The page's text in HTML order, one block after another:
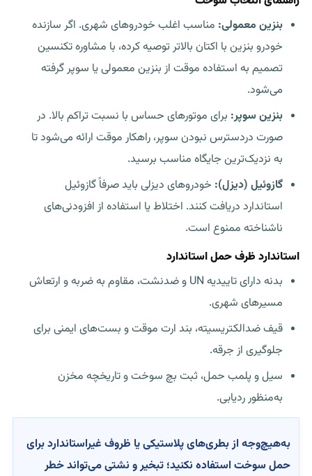
بنزین معمولی: مناسب اغلب خودروهای شهری. اگر سازنده
خودرو بنزین با اکتان بالاتر توصیه کرده، با مشاوره تکنسین
تصمیم به استفاده موقت از بنزین معمولی یا سوپر گرفته
می‌شود.
بنزین سوپر: برای موتورهای حساس با نسبت تراکم بالا. در
صورت دردسترس نبودن سوپر، راهکار موقت ارائه می‌شود تا
به نزدیک‌ترین جایگاه مناسب برسید.
گازوئیل (دیزل): خودروهای دیزلی باید صرفاً گازوئیل
استاندارد دریافت کنند. اختلاط یا استفاده از افزودنی‌های
ناشناخته ممنوع است.
استاندارد ظرف حمل استاندارد
بدنه دارای تاییدیه UN و ضدنشت، مقاوم به ضربه و ارتعاش
مسیرهای شهری.
قیف ضدالکتریسیته، بند ارت موقت و بست‌های ایمنی برای
جلوگیری از جرقه.
سیل و پلمب حمل، ثبت بچ سوخت و تاریخچه مخزن
به‌منظور ردیابی.
به‌هیچ‌وجه از بطری‌های پلاستیکی یا ظروف غیراستاندارد برای
حمل سوخت استفاده نکنید؛ تبخیر و نشتی می‌تواند خطر